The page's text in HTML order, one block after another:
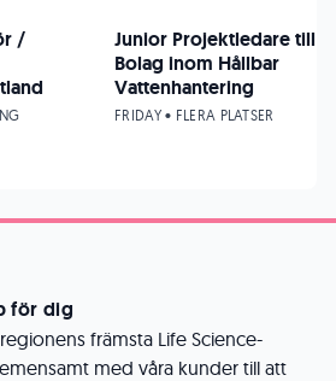
för dig
främsta Life Science-
med våra kunder till att
/
Junior Projektledare till
Bolag inom Hållbar
Vattenhantering
FRIDAY • FLERA PLATSER